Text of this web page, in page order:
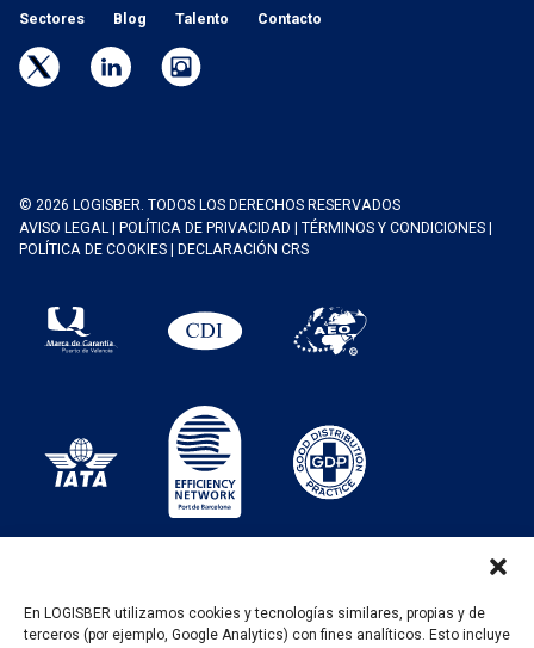
En LOGISBER utilizamos cookies y tecnologías similares, propias y de
terceros (por ejemplo, Google Analytics) con fines analíticos. Esto incluye
Sectores
Blog Talento Contacto
© 2026 LOGISBER. TODOS LOS DERECHOS RESERVADOS
AVISO LEGAL| POLÍTICA DE PRIVACIDAD TÉRMINOS Y CONDICIONES
POLÍTICA DE COOKIES
DECLARACIÓN CRS
PROGRAMA KIT DIGITAL FINANCIADO POR LOS